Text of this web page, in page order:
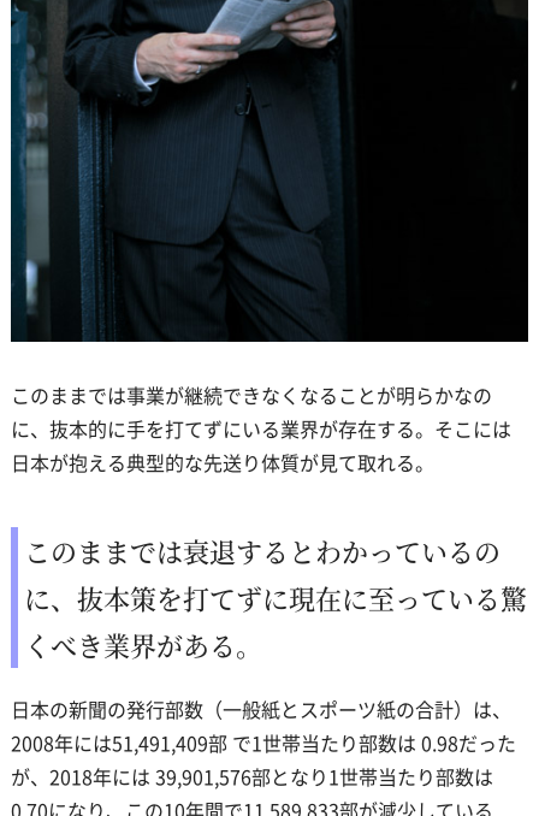
このままでは事業が継続できなくなることが明らかなの
に、抜本的に手を打てずにいる業界が存在する。そこには
日本が抱える典型的な先送り体質が見て取れる。
このままでは衰退するとわかっているの
に、抜本策を打てずに現在に至っている驚
くべき業界がある。
日本の新聞の発行部数（一般紙とスポーツ紙の合計）は、
2008年には51,491,409部 で1世帯当たり部数は 0.98だった
が、2018年には 39,901,576部となり1世帯当たり部数は
0.70になり、この10年間で11,589,833部が減少している